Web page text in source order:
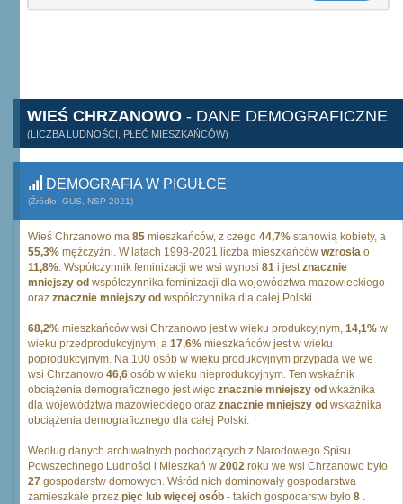
WIEŚ CHRZANOWO - DANE DEMOGRAFICZNE
(LICZBA LUDNOŚCI, PŁEĆ MIESZKAŃCÓW)
DEMOGRAFIA W PIGUŁCE
(Źródło: GUS, NSP 2021)
Wieś Chrzanowo ma 85 mieszkańców, z czego 44,7% stanowią kobiety, a
55,3% mężczyźni. W latach 1998-2021 liczba mieszkańców wzrosła o
11,8%. Współczynnik feminizacji we wsi wynosi 81 i jestznacznie
mniejszy od współczynnika feminizacji dla województwa mazowieckiego
oraz znacznie mniejszy od współczynnika dla całej Polski.
68,2% mieszkańców wsi Chrzanowo jest w wieku produkcyjnym, 14,1% w
wieku przedprodukcyjnym, a 17,6% mieszkańców jest w wieku
poprodukcyjnym. Na 100 osób w wieku produkcyjnym przypada we we
wsi Chrzanowo 46,6 osób w wieku nieprodukcyjnym. Ten wskaźnik
obciążenia demograficznego jest więc znacznie mniejszy od wkażnika
dla województwa mazowieckiego oraz znacznie mniejszy od wskażnika
obciążenia demograficznego dla całej Polski.
Według danych archiwalnych pochodzących z Narodowego Spisu
Powszechnego Ludności i Mieszkań w 2002 roku we wsi Chrzanowo było
27 gospodarstw domowych. Wśród nich dominowały gospodarstwa
zamieszkałe przez pięc lub więcej osób - takich gospodarstw było 8 .